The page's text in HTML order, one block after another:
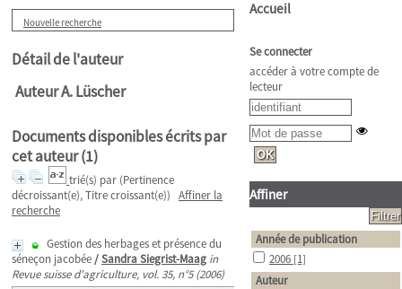
Nouvelle recherche
Détail de l'auteur
Auteur A. Lüscher
Documents disponibles écrits par
cet auteur (1)
trié(s) par (Pertinence
décroissant(e), Titre croissant(e)) Affiner la
recherche
Gestion des herbages et présence du
séneçon jacobée/Sandra Siegrist-Maag in
Revue suisse d'agriculture, vol. 35, n°5 (2006)
Accueil
Se connecter
accéder à votre compte de
lecteur
Affiner
Année de publication
2006 [1]
Auteur